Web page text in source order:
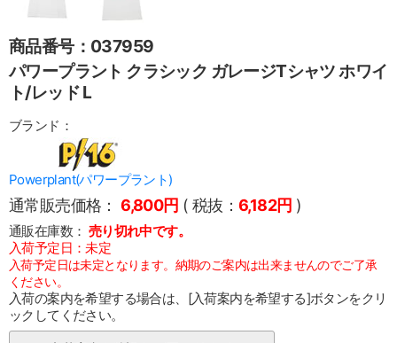
商品番号：037959
パワープラント クラシック ガレージTシャツ ホワイ
ト/レッド L
ブランド：
Powerplant(パワープラント)
通常販売価格： 6,800円 ( 税抜：6,182円 )
通販在庫数： 売り切れ中です。
入荷予定日：未定
入荷予定日は未定となります。納期のご案内は出来ませんのでご了承
ください。
入荷の案内を希望する場合は、[入荷案内を希望する]ボタンをクリ
ックしてください。